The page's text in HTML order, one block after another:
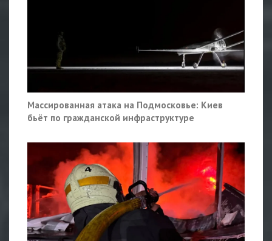
Массированная атака на Подмосковье: Киев
бьёт по гражданской инфраструктуре